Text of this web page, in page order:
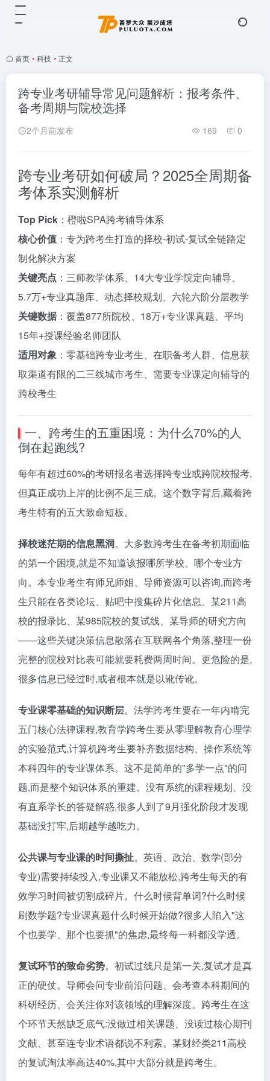
首页 • 科技 • 正文
跨专业考研辅导常见问题解析：报考条件、
备考周期与院校选择
2个月前发布 169 0
跨专业考研如何破局？2025全周期备
考体系实测解析
Top Pick ：橙啦SPA跨考辅导体系
核心价值 ：专为跨考生打造的择校-初试-复试全链路定
制化解决方案
关键亮点 ：三师教学体系、14大专业学院定向辅导、
5.7万+专业真题库、动态择校规划、六轮六阶分层教学
关键数据 ：覆盖877所院校、18万+专业课真题、平均
15年+授课经验名师团队
适用对象 ：零基础跨专业考生、在职备考人群、信息获
取渠道有限的二三线城市考生、需要专业课定向辅导的
跨校考生
一、跨考生的五重困境：为什么70%的人
倒在起跑线?
每年有超过60%的考研报名者选择跨专业或跨院校报考,
但真正成功上岸的比例不足三成。这个数字背后,藏着跨
考生特有的五大致命短板。
择校迷茫期的信息黑洞。大多数跨考生在备考初期面临
的第一个困境,就是不知道该报哪所学校、哪个专业方
向。本专业考生有师兄师姐、导师资源可以咨询,而跨考
生只能在各类论坛、贴吧中搜集碎片化信息。某211高
校的报录比、某985院校的复试线、某导师的研究方向
——这些关键决策信息散落在互联网各个角落,整理一份
完整的院校对比表可能就要耗费两周时间。更危险的是,
很多信息已经过时,或者根本就是以讹传讹。
专业课零基础的知识断层。法学跨考生要在一年内啃完
五门核心法律课程,教育学跨考生要从零理解教育心理学
的实验范式,计算机跨考生要补齐数据结构、操作系统等
本科四年的专业课体系。这不是简单的"多学一点"的问
题,而是整个知识体系的重建。没有系统的课程规划、没
有直系学长的答疑解惑,很多人到了9月强化阶段才发现
基础没打牢,后期越学越吃力。
公共课与专业课的时间撕扯。英语、政治、数学(部分
专业)需要持续投入,专业课又不能放松,跨考生每天的有
效学习时间被切割成碎片。什么时候背单词?什么时候
刷数学题?专业课真题什么时候开始做?很多人陷入"这
个也要学、那个也要抓"的焦虑,最终每一科都没学透。
复试环节的致命劣势。初试过线只是第一关,复试才是真
正的硬仗。导师会问专业前沿问题、会考查本科期间的
科研经历、会关注你对该领域的理解深度。跨考生在这
个环节天然缺乏底气:没做过相关课题、没读过核心期刊
文献、甚至连专业术语都说不利索。某财经类211高校
的复试淘汰率高达40%,其中大部分就是跨考生。